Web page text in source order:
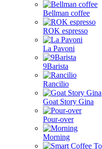
Bellman coffee
ROK espresso
La Pavoni
9Barista
Rancilio
Goat Story Gina
Pour-over
Morning